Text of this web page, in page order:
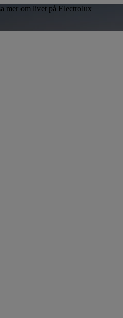
mer om livet på Electrolux